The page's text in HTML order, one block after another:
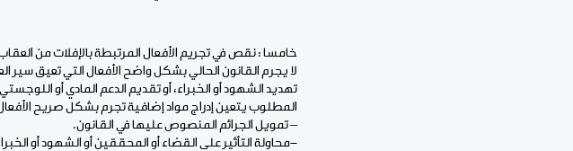
خامسا : نقص في تجريم الأفعال المرتبطة بالإفلات من العقاب
لا يجرم القانون الحالي بشكل واضح الأفعال التي تعيق
تهديد الشهود أو الخبراء، أو تقديم الدعم المادي أو
المطلوب يتعين إدراج مواد إضافية تجرم بشكل صريح الأفعال
– تمويل الجرائم المنصوص عليها في القانون.
-محاولة التأثير على القضاء أو المحققين أو الشهود أو